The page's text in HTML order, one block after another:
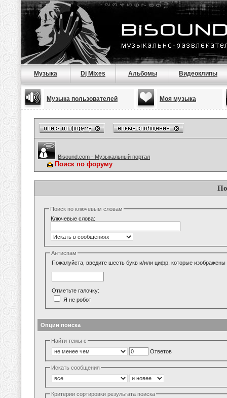
Музыка Dj Mixes Альбомы Видеоклипы
Музыка пользователей Моя музыка
Bisound.com - Музыкальный портал
Поиск по форуму
Поиск по ключевым словам
Ключевые слова:
Антиспам
Пожалуйста, введите шесть букв и/или цифр, которые изображены
Отметьте галочку:
Я не робот
Опции поиска
Найти темы с
Ответов
Искать сообщения
Критерии сортировки результата поиска